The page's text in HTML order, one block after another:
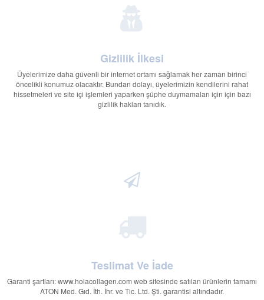
Gizlilik İlkesi
Üyelerimize daha güvenli bir internet ortamı sağlamak her zaman birinci
öncelikli konumuz olacaktır. Bundan dolayı, üyelerimizin kendilerini rahat
hissetmeleri ve site içi işlemleri yaparken şüphe duymamaları için için bazı
gizlilik hakları tanıdık.
Teslimat Ve İade
Garanti şartları: www.holacollagen.com web sitesinde satılan ürünlerin tamamı
ATON Med. Gıd. İth. İhr. ve Tic. Ltd. Şti. garantisi altındadır.